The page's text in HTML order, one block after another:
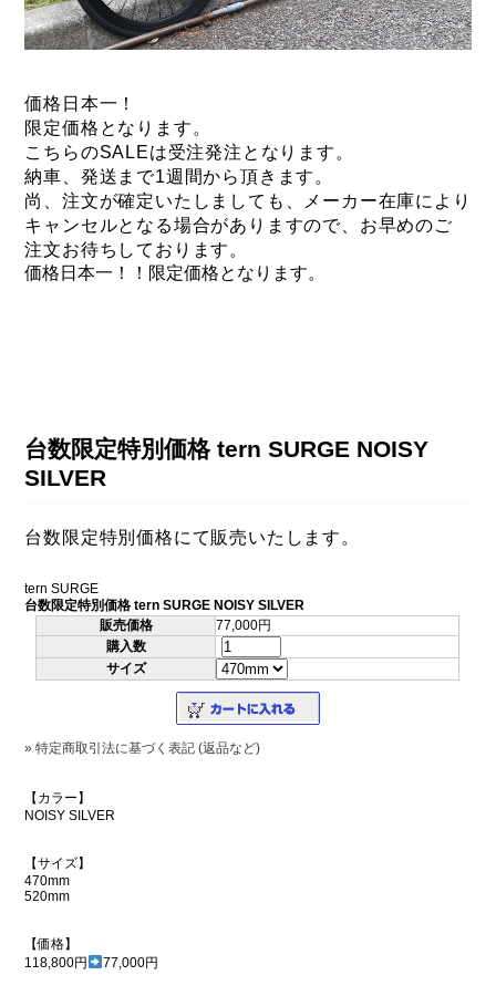
価格日本一！
限定価格となります。
こちらのSALEは受注発注となります。
納車、発送まで1週間から頂きます。
尚、注文が確定いたしましても、
メーカー在庫により
キャンセルとなる場合がありますので、 お早めのご
注文お待ちしております。
価格日本一！！限定価格となります。
台数限定特別価格 tern SURGE NOISY
SILVER
台数限定特別価格にて販売いたします。
tern SURGE
台数限定特別価格 tern SURGE NOISY SILVER
販売価格
77,000円
購入数
サイズ
» 特定商取引法に基づく表記 (返品など)
【カラー】
NOISY SILVER
【サイズ】
470mm
520mm
【価格】
118,800円
77,000円